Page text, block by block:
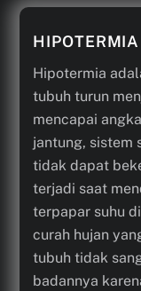
HIPOTERMIA
Hipotermia
tubuh turun
mencapai
jantung, sistem
tidak dapat
terjadi saat
terpapar suhu
curah hujan
tubuh tidak
badannya